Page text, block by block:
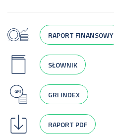
RAPORT FINANSOWY
SŁOWNIK
GRI INDEX
RAPORT PDF